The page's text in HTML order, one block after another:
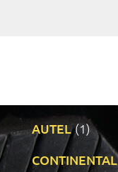
AUTEL (1)
CONTINENTAL